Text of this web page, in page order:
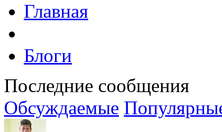
Главная
Блоги
Последние сообщения
Обсуждаемые